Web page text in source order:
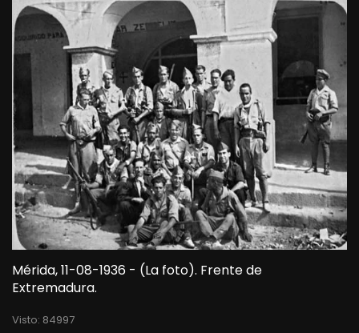
Mérida, 11-08-1936 - (La foto). Frente de
Extremadura.
Visto: 84997